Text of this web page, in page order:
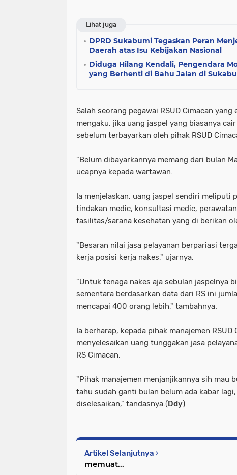
Lihat juga
DPRD Sukabumi Tegaskan Peran
Daerah atas Isu Kebijakan Nasional
Diduga Hilang Kendali, Pengendara
yang Berhenti di Bahu Jalan di
Salah seorang pegawai RSUD Cimacan
mengaku, jika uang jaspel yang biasanya
sebelum terbayarkan oleh pihak RSUD
"Belum dibayarkannya memang dari bulan
ucapnya kepada wartawan.
Ia menjelaskan, uang jaspel sendiri meliputi
tindakan medic, konsultasi medic,
fasilitas/sarana kesehatan yang di berikan
"Besaran nilai jasa pelayanan berpariasi
kerja posisi kerja nakes," ujarnya.
"Untuk tenaga nakes aja sebulan jaspelnya
sementara berdasarkan data dari RS ini
mencapai 400 orang lebih," tambahnya.
Ia berharap, kepada pihak manajemen RSUD
menyelesaikan uang tunggakan jasa
RS Cimacan.
"Pihak manajemen menjanjikannya sih mau
tahu sudah ganti bulan belum ada kabar
diselesaikan," tandasnya.(Ddy)
Artikel Selanjutnya
memuat...